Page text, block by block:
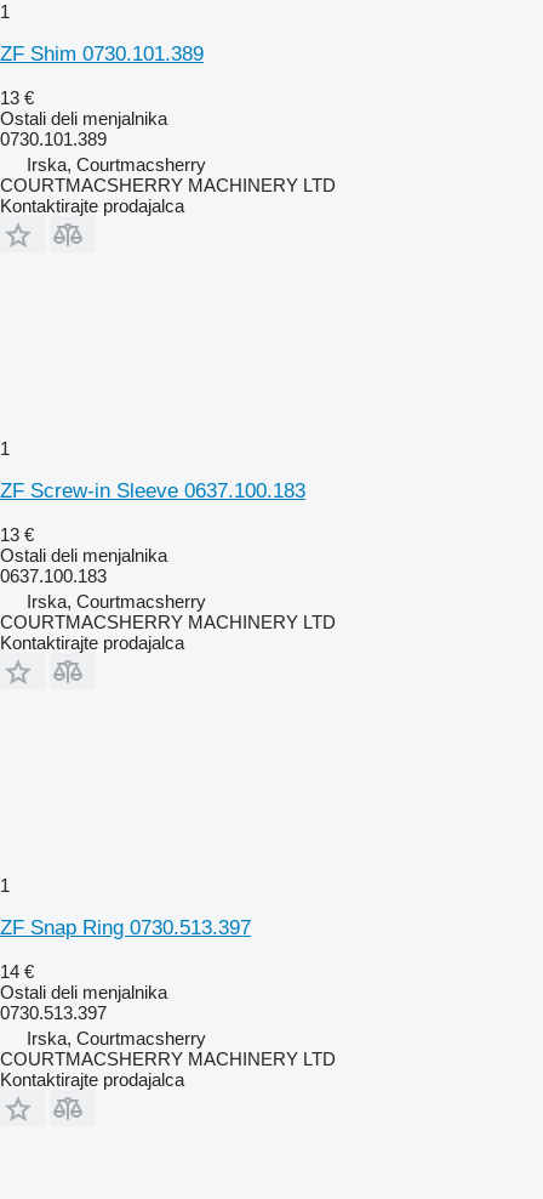
1
ZF Shim 0730.101.389
13 €
Ostali deli menjalnika
0730.101.389
Irska, Courtmacsherry
COURTMACSHERRY MACHINERY LTD
Kontaktirajte prodajalca
1
ZF Screw-in Sleeve 0637.100.183
13 €
Ostali deli menjalnika
0637.100.183
Irska, Courtmacsherry
COURTMACSHERRY MACHINERY LTD
Kontaktirajte prodajalca
1
ZF Snap Ring 0730.513.397
14 €
Ostali deli menjalnika
0730.513.397
Irska, Courtmacsherry
COURTMACSHERRY MACHINERY LTD
Kontaktirajte prodajalca